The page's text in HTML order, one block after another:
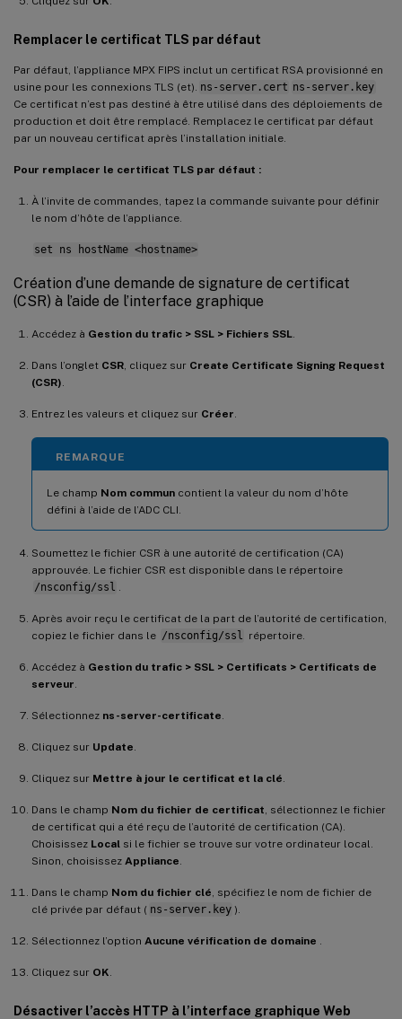
Remplacer le certificat TLS par défaut
Par défaut, l’appliance MPX FIPS inclut un certificat RSA provisionné en
usine pour les connexions TLS (et). ns-server.cert ns-server.key
Ce certificat n’est pas destiné à être utilisé dans des déploiements de
production et doit être remplacé. Remplacez le certificat par défaut
par un nouveau certificat après l’installation initiale.
Pour remplacer le certificat TLS par défaut :
À l’invite de commandes, tapez la commande suivante pour définir
le nom d’hôte de l’appliance.
set ns hostName <hostname>
Création d’une demande de signature de certificat
(CSR) à l’aide de l’interface graphique
Accédez à Gestion du trafic > SSL > Fichiers SSL
Dans l’onglet CSR , cliquez sur Create Certificate Signing Request
(CSR)
Entrez les valeurs et cliquez sur Créer
REMARQUE
Le champ Nom commun contient la valeur du nom d’hôte
défini à l’aide de l’ADC CLI.
Soumettez le fichier CSR à une autorité de certification (CA)
approuvée. Le fichier CSR est disponible dans le répertoire
/nsconfig/ssl
Après avoir reçu le certificat de la part de l’autorité de certification,
copiez le fichier dans le /nsconfig/ssl répertoire.
Accédez à Gestion du trafic > SSL > Certificats > Certificats de
serveur
Sélectionnez ns-server-certificate
Cliquez sur Update
Cliquez sur Mettre à jour le certificat et la clé
Dans le champ Nom du fichier de certificat , sélectionnez le fichier
de certificat qui a été reçu de l’autorité de certification (CA).
Choisissez Local si le fichier se trouve sur votre ordinateur local.
Sinon, choisissez Appliance
Dans le champ Nom du fichier clé , spécifiez le nom de fichier de
clé privée par défaut ( ns-server.key ).
Sélectionnez l’option Aucune vérification de domaine
Cliquez sur OK
Désactiver l’accès HTTP à l’interface graphique Web